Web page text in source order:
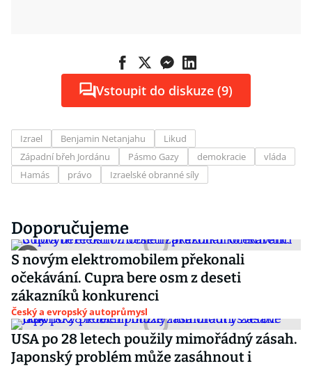
Vstoupit do diskuze (9)
Izrael Benjamin Netanjahu
Likud
Západní břeh Jordánu
Pásmo Gazy demokracie
vláda
Hamás
právo Izraelské obranné síly
Doporučujeme
S novým elektromobilem překonali
očekávání. Cupra bere osm z deseti
zákazníků konkurenci
Český a evropský autoprůmysl
USA po 28 letech použily mimořádný zásah.
Japonský problém může zasáhnout i